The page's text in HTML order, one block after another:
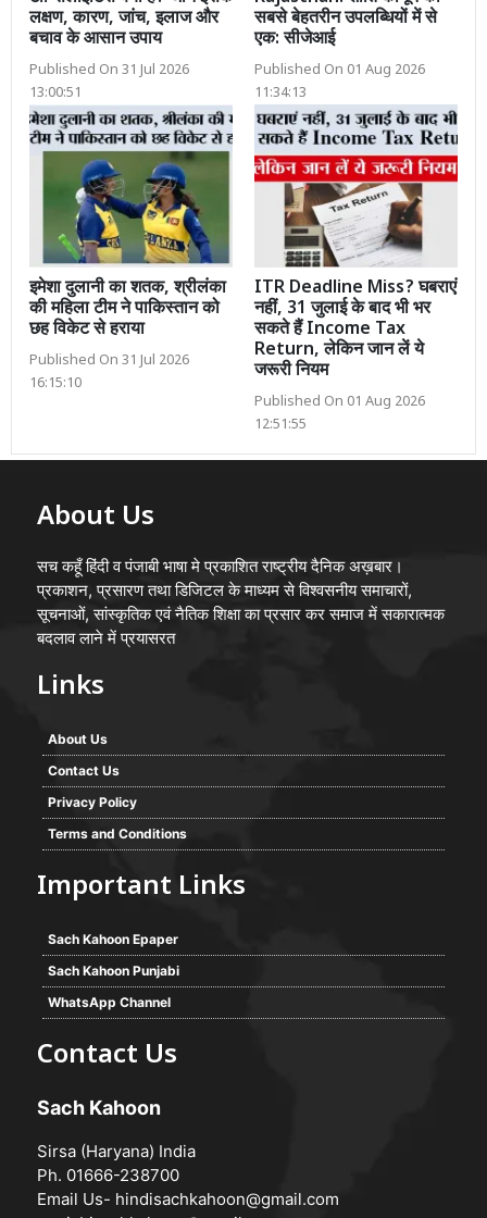
लक्षण, कारण, जांच, इलाज और
बचाव के आसान उपाय
Published On 31 Jul 2026
13:00:51
सबसे बेहतरीन उपलब्धियों में से
एक: सीजेआई
Published On 01 Aug 2026
11:34:13
इमेशा दुलानी का शतक, श्रीलंका
की महिला टीम ने पाकिस्तान को
छह विकेट से हराया
Published On 31 Jul 2026
16:15:10
ITR Deadline Miss? घबराएं
नहीं, 31 जुलाई के बाद भी भर
सकते हैं Income Tax
Return, लेकिन जान लें ये
जरूरी नियम
Published On 01 Aug 2026
12:51:55
About Us
सच कहूँ हिंदी व पंजाबी भाषा मे प्रकाशित राष्ट्रीय दैनिक अख़बार।
प्रकाशन, प्रसारण तथा डिजिटल के माध्यम से विश्वसनीय समाचारों,
सूचनाओं, सांस्कृतिक एवं नैतिक शिक्षा का प्रसार कर समाज में सकारात्मक
बदलाव लाने में प्रयासरत
Links
About Us
Contact Us
Privacy Policy
Terms and Conditions
Important Links
Sach Kahoon Epaper
Sach Kahoon Punjabi
WhatsApp Channel
Contact Us
Sach Kahoon
Sirsa (Haryana) India
Ph. 01666-238700
Email Us- hindisachkahoon@gmail.com